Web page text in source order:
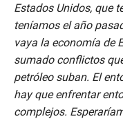
s
o
f
5
m
i
n
u
t
e
Estados Unidos, que
teníamos el año
vaya la economía de
sumado conflictos
petróleo suban. El
hay que enfrentar
complejos.